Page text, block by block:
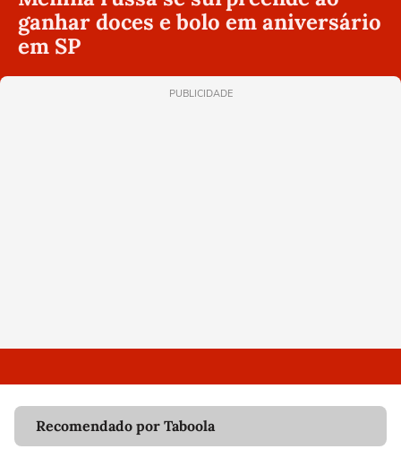
ganhar doces e bolo em aniversário
em SP
PUBLICIDADE
Recomendado por Taboola